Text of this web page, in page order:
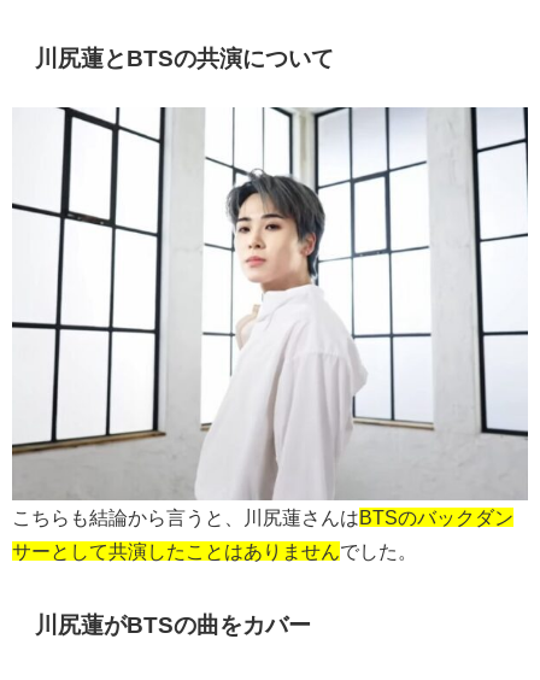
川尻蓮とBTSの共演について
こちらも結論から言うと、川尻蓮さんはBTSのバックダン
サーとして共演したことはありませんでした。
川尻蓮がBTSの曲をカバー